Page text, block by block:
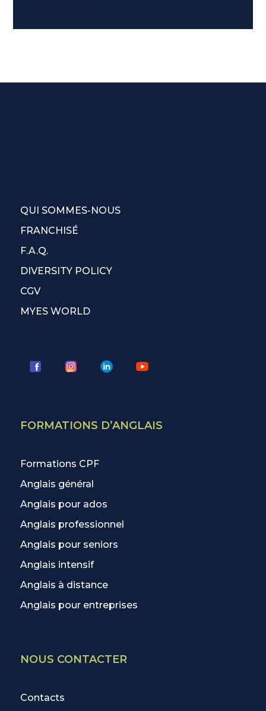
QUI SOMMES-NOUS
FRANCHISÉ
F.A.Q.
DIVERSITY POLICY
CGV
MYES WORLD
FORMATIONS D’ANGLAIS
Formations CPF
Anglais général
Anglais pour ados
Anglais professionnel
Anglais pour seniors
Anglais intensif
Anglais à distance
Anglais pour entreprises
NOUS CONTACTER
Contacts